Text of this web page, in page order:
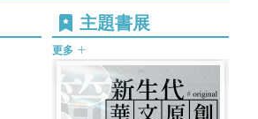
主題書展
更多